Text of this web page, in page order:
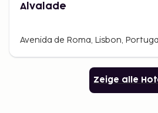
Alvalade
Avenida de Roma, Lisbon, Portugal
Zeige alle